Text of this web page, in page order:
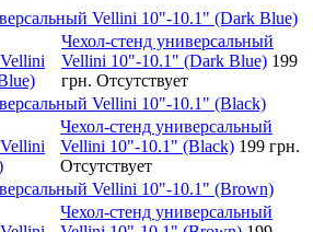
Vellini 10"-10.1" (Dark Blue)
Чехол-стенд универсальный
Vellini 10"-10.1" (Dark Blue) 199
грн. Отсутствует
Vellini 10"-10.1" (Black)
Чехол-стенд универсальный
Vellini 10"-10.1" (Black) 199 грн.
Отсутствует
Vellini 10"-10.1" (Brown)
Чехол-стенд универсальный